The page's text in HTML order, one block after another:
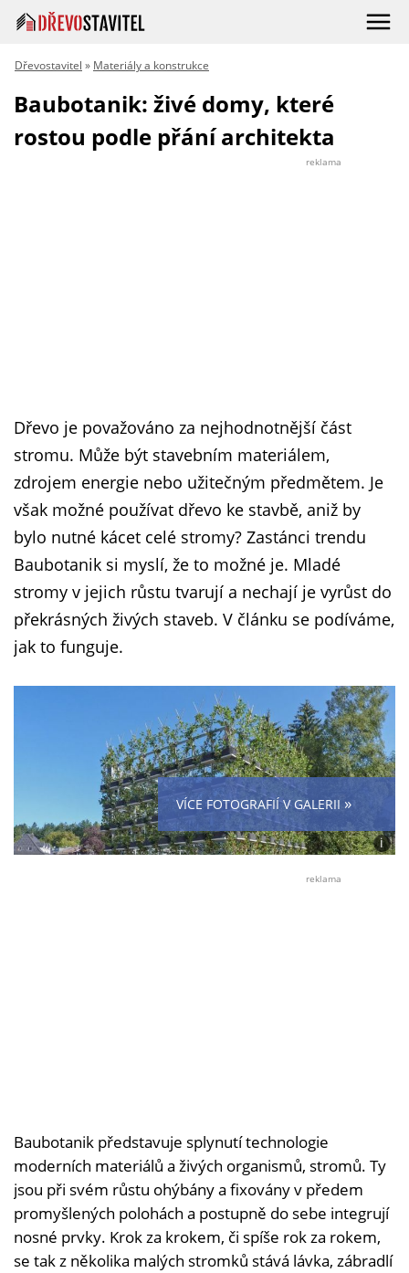
Dřevostavitel » Materiály a konstrukce
Baubotanik: živé domy, které
rostou podle přání architekta
reklama
Dřevo je považováno za nejhodnotnější část
stromu. Může být stavebním materiálem,
zdrojem energie nebo užitečným předmětem. Je
však možné používat dřevo ke stavbě, aniž by
bylo nutné kácet celé stromy? Zastánci trendu
Baubotanik si myslí, že to možné je. Mladé
stromy v jejich růstu tvarují a nechají je vyrůst do
překrásných živých staveb. V článku se podíváme,
jak to funguje.
VÍCE FOTOGRAFIÍ V GALERII »
i
Foto:
reklama
Baubotanik představuje splynutí technologie
moderních materiálů a živých organismů, stromů. Ty
jsou při svém růstu ohýbány a fixovány v předem
promyšlených polohách a postupně do sebe integrují
nosné prvky. Krok za krokem, či spíše rok za rokem,
se tak z několika malých stromků stává lávka, zábradlí